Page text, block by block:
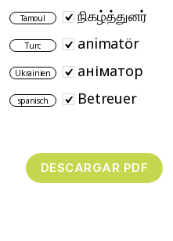
Tamoul நிகழ்த்துனர்
Turc animatör
Ukrainien аніматор
spanisch Betreuer